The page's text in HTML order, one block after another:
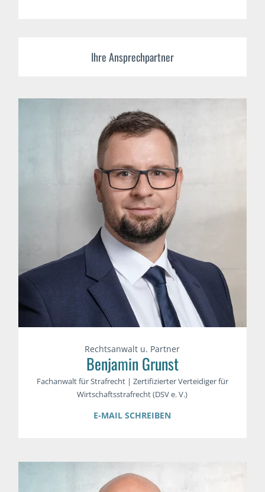
Ihre Ansprechpartner
Rechtsanwalt u. Partner
Benjamin Grunst
Fachanwalt für Strafrecht | Zertifizierter Verteidiger für
Wirtschaftsstrafrecht (DSV e. V.)
E-MAIL SCHREIBEN